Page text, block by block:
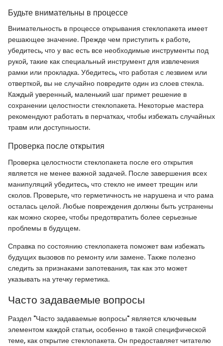
Будьте внимательны в процессе
Внимательность в процессе открывания стеклопакета имеет
решающее значение. Прежде чем приступить к работе,
убедитесь, что у вас есть все необходимые инструменты под
рукой, такие как специальный инструмент для извлечения
рамки или прокладка. Убедитесь, что работая с лезвием или
отверткой, вы не случайно повредите один из слоев стекла.
Каждый уверенный, маленький шаг примет решение в
сохранении целостности стеклопакета. Некоторые мастера
рекомендуют работать в перчатках, чтобы избежать случайных
травм или доступныости.
Проверка после открытия
Проверка целостности стеклопакета после его открытия
является не менее важной задачей. После завершения всех
манипуляций убедитесь, что стекло не имеет трещин или
сколов. Проверьте, что герметичность не нарушена и что рама
осталась целой. Любые повреждения должны быть устранены
как можно скорее, чтобы предотвратить более серьезные
проблемы в будущем.
Справка по состоянию стеклопакета поможет вам избежать
будущих вызовов по ремонту или замене. Также полезно
следить за признаками запотевания, так как это может
указывать на утечку герметика.
Часто задаваемые вопросы
Раздел "Часто задаваемые вопросы" является ключевым
элементом каждой статьи, особенно в такой специфической
теме, как открытие стеклопакета. Он предоставляет читателю